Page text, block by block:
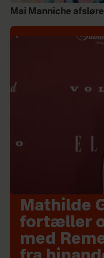
Mai Manniche
Mathilde
fortæller
med